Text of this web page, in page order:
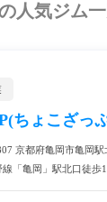
人気ジム
ちょこざっ
京都府亀岡市亀岡
線「亀岡」駅北口徒歩